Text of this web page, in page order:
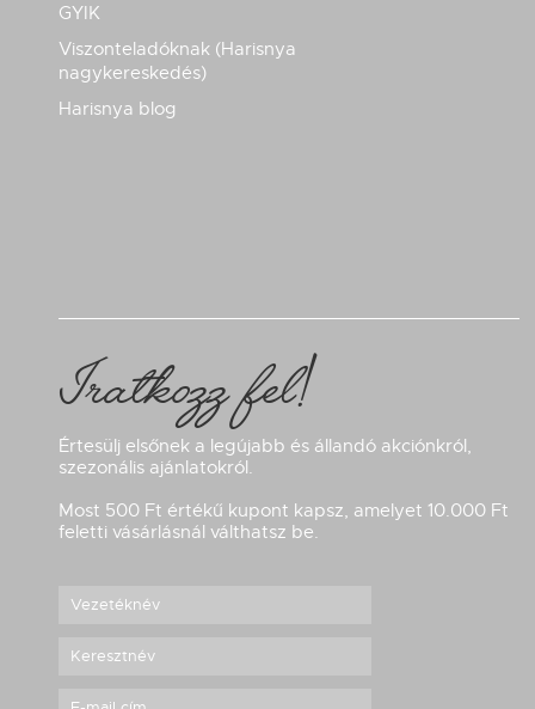
GYIK
Viszonteladóknak (Harisnya
nagykereskedés)
Harisnya blog
Iratkozz fel!
Értesülj elsőnek a legújabb és állandó akciónkról,
szezonális ajánlatokról.
Most 500 Ft értékű kupont kapsz, amelyet 10.000 Ft
feletti vásárlásnál válthatsz be.